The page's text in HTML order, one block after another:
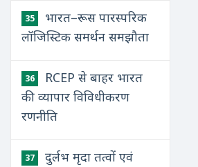
35
भारत–रूस पारस्परिक
लॉजिस्टिक समर्थन समझौता
36
RCEP से बाहर भारत
की व्यापार विविधीकरण
रणनीति
37
दुर्लभ मृदा तत्वों एवं